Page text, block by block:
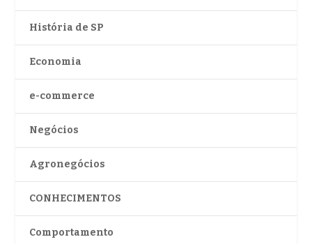
História de SP
Economia
e-commerce
Negócios
Agronegócios
CONHECIMENTOS
Comportamento